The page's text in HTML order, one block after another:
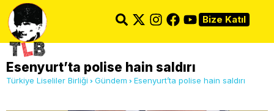
Bize Katıl
Esenyurt’ta polise hain saldırı
Türkiye Liseliler Birliği Gündem Esenyurt’ta polise hain saldırı